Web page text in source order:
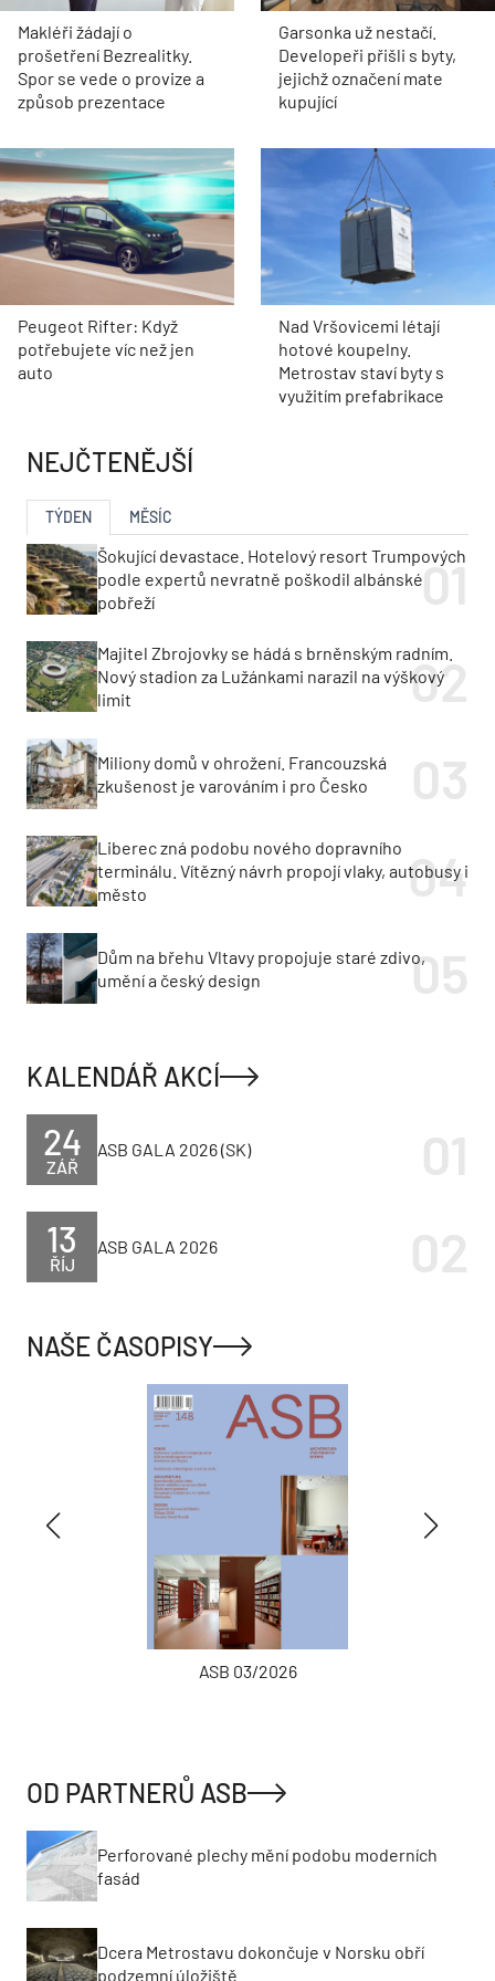
Makléři žádají o
prošetření Bezrealitky.
Spor se vede o provize a
způsob prezentace
Garsonka už nestačí.
Developeři přišli s byty,
jejichž označení mate
kupující
Peugeot Rifter: Když
potřebujete víc než jen
auto
Nad Vršovicemi létají
hotové koupelny.
Metrostav staví byty s
využitím prefabrikace
NEJČTENĚJŠÍ
TÝDEN MĚSÍC
Šokující devastace. Hotelový resort Trumpových
podle expertů nevratně poškodil albánské
pobřeží
Majitel Zbrojovky se hádá s brněnským radním.
Nový stadion za Lužánkami narazil na výškový
limit
Miliony domů v ohrožení. Francouzská
zkušenost je varováním i pro Česko
Liberec zná podobu nového dopravního
terminálu. Vítězný návrh propojí vlaky, autobusy i
město
Dům na břehu Vltavy propojuje staré zdivo,
umění a český design
KALENDÁŘ AKCÍ
ZÁŘ
24 ASB GALA 2026 (SK)
ŘÍJ
13 ASB GALA 2026
NAŠE ČASOPISY
ASB 03/2026
OD PARTNERŮ ASB
Perforované plechy mění podobu moderních
fasád
Dcera Metrostavu dokončuje v Norsku obří
podzemní úložiště